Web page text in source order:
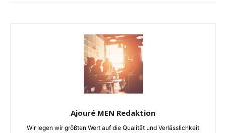
Ajouré MEN Redaktion
Wir legen wir größten Wert auf die Qualität und Verlässlichkeit